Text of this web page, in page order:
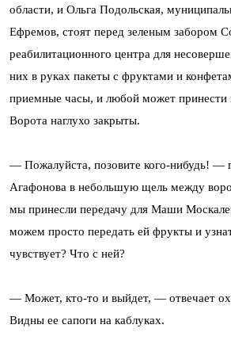
области, и Ольга Подольская,
Ефремов, стоят перед зеленым забором
реабилитационного центра для
них в руках пакеты с фруктами и
приемные часы, и любой может принести
Ворота наглухо закрыты.
— Пожалуйста, позовите кого-нибудь! —
Агафонова в небольшую щель между
мы принесли передачу для Маши
можем просто передать ей фрукты и
чувствует? Что с ней?
— Может, кто-то и выйдет, — отвечает
Видны ее сапоги на каблуках.